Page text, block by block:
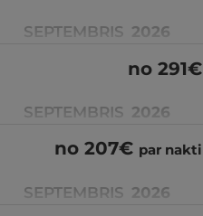
SEPTEMBRIS 2026
no 291€
SEPTEMBRIS 2026
no 207€ par nakti
SEPTEMBRIS 2026